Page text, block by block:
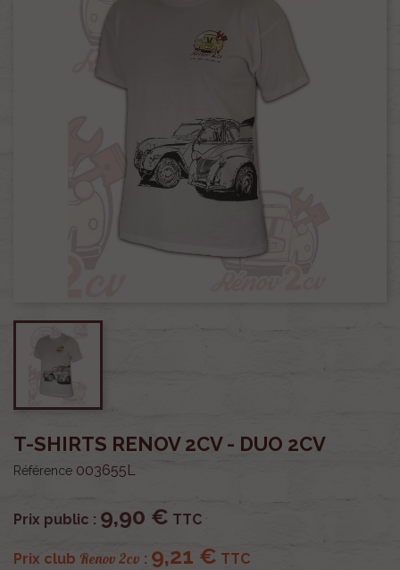
T-SHIRTS RENOV 2CV - DUO 2CV
Référence 003655L
Prix public : 9,90 € TTC
Prix club Renov 2cv : 9,21 € TTC